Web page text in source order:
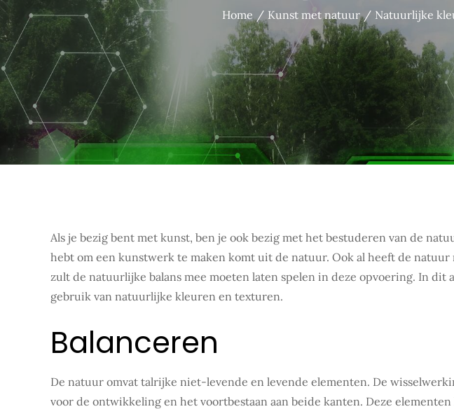
Home Kunst met natuur Natuurlijke
Als je bezig bent met kunst, ben je ook bezig met het bestuderen van de
hebt om een kunstwerk te maken komt uit de natuur. Ook al heeft de
zult de natuurlijke balans mee moeten laten spelen in deze opvoering. In dit
gebruik van natuurlijke kleuren en texturen.
Balanceren
De natuur omvat talrijke niet-levende en levende elementen. De
voor de ontwikkeling en het voortbestaan aan beide kanten. Deze elementen